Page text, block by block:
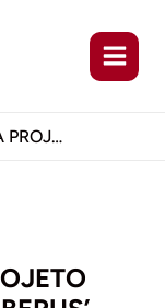
SABUGAL INTEGRA PROJETO TRANSFRONTEIRIÇO ‘IBERUS’